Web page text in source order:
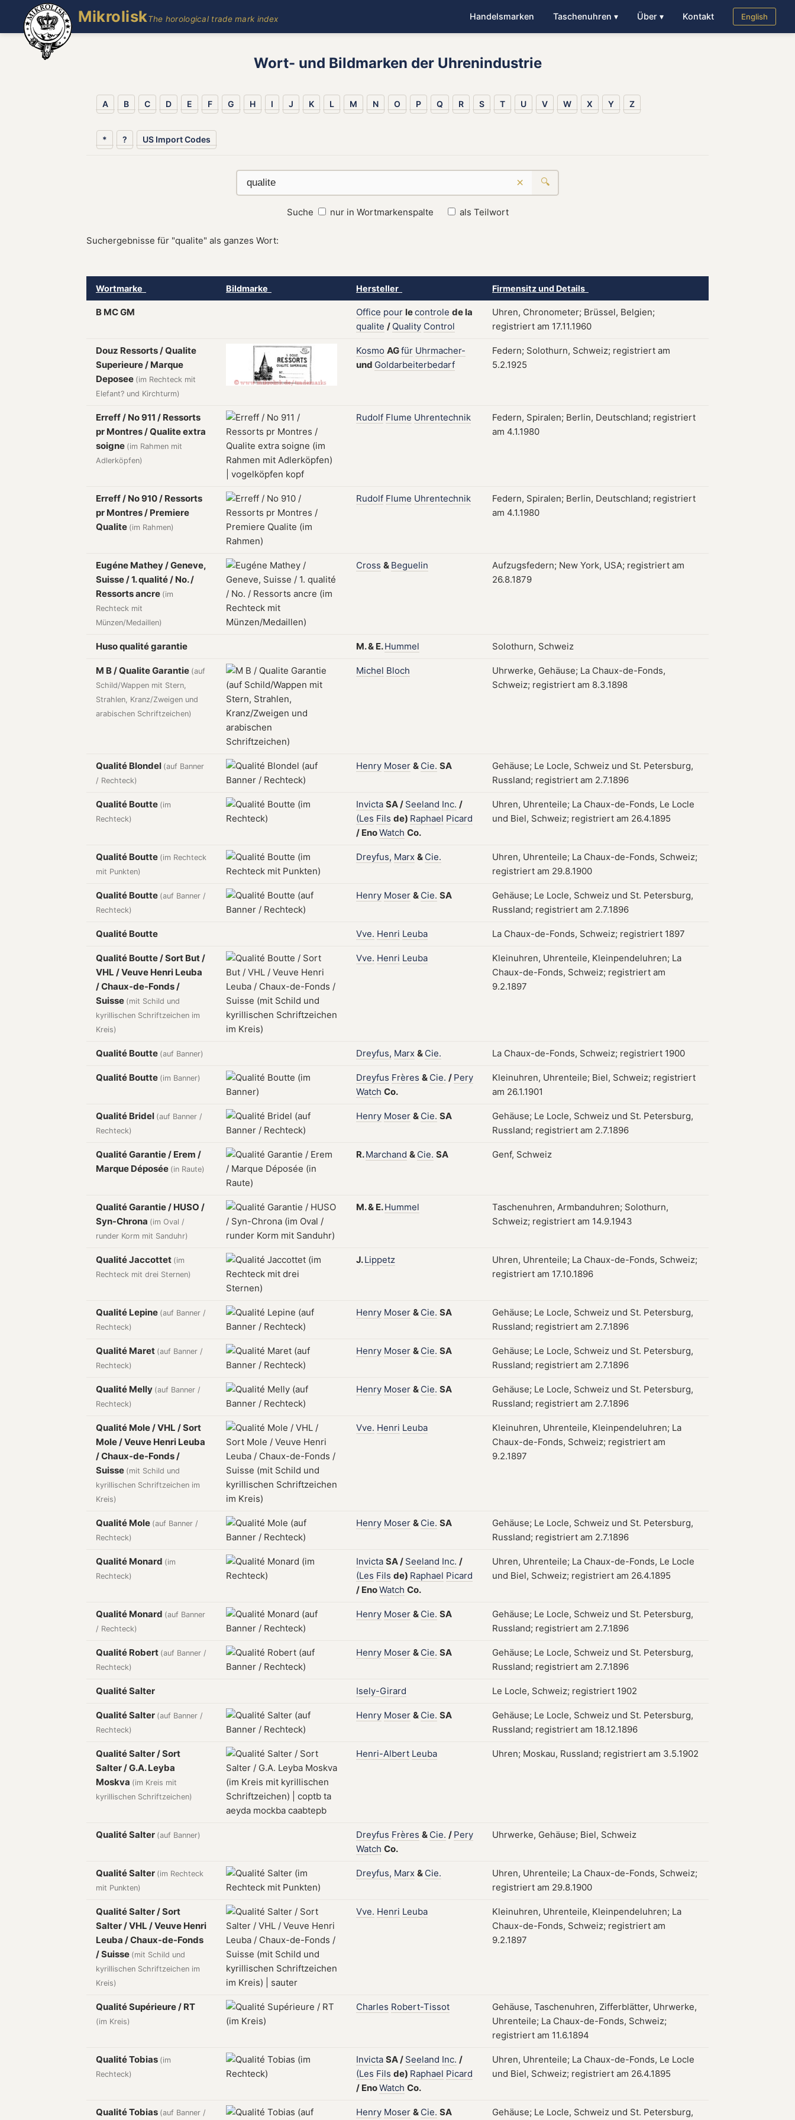
MikroliskThe horological trade mark index Handelsmarken Taschenuhren ▾ Über ▾ Kontakt English
Wort- und Bildmarken der Uhrenindustrie
A B C D E F G H I J K L M N O P Q R S T U V W X Y Z
* ? US Import Codes
× 🔍
Suche nur in Wortmarkenspalte als Teilwort
Suchergebnisse für "qualite" als ganzes Wort:
Wortmarke Bildmarke Hersteller Firmensitz und Details
B MC GM Office pour lecontrole de la
qualite / Quality Control
Uhren, Chronometer; Brüssel, Belgien;
registriert am 17.11.1960
Douz Ressorts / Qualite
Superieure / Marque
Deposee (im Rechteck mit
Elefant? und Kirchturm)
Kosmo AGfür Uhrmacher-
und Goldarbeiterbedarf
Federn; Solothurn, Schweiz; registriert am
5.2.1925
Erreff / No 911 / Ressorts
pr Montres / Qualite extra
soigne (im Rahmen mit
Adlerköpfen)
Rudolf Flume Uhrentechnik
Federn, Spiralen; Berlin, Deutschland; registriert
am 4.1.1980
Erreff / No 910 / Ressorts
pr Montres / Premiere
Qualite (im Rahmen)
Rudolf Flume Uhrentechnik
Federn, Spiralen; Berlin, Deutschland; registriert
am 4.1.1980
Eugéne Mathey / Geneve,
Suisse / 1. qualité / No. /
Ressorts ancre (im
Rechteck mit
Münzen/Medaillen)
Cross & Beguelin
Aufzugsfedern; New York, USA; registriert am
26.8.1879
Huso qualité garantie M.& E.Hummel Solothurn, Schweiz
M B / Qualite Garantie (auf
Schild/Wappen mit Stern,
Strahlen, Kranz/Zweigen und
arabischen Schriftzeichen)
Michel Bloch
Uhrwerke, Gehäuse; La Chaux-de-Fonds,
Schweiz; registriert am 8.3.1898
Qualité Blondel (auf Banner
/ Rechteck)
Henry Moser & Cie. SA
Gehäuse; Le Locle, Schweiz und St. Petersburg,
Russland; registriert am 2.7.1896
Qualité Boutte (im
Rechteck)
Invicta SA/ Seeland Inc. /
(Les Fils de) Raphael Picard
/ EnoWatch Co.
Uhren, Uhrenteile; La Chaux-de-Fonds, Le Locle
und Biel, Schweiz; registriert am 26.4.1895
Qualité Boutte (im Rechteck
mit Punkten)
Dreyfus, Marx & Cie.
Uhren, Uhrenteile; La Chaux-de-Fonds, Schweiz;
registriert am 29.8.1900
Qualité Boutte (auf Banner /
Rechteck)
Henry Moser & Cie. SA
Gehäuse; Le Locle, Schweiz und St. Petersburg,
Russland; registriert am 2.7.1896
Qualité Boutte Vve. Henri Leuba La Chaux-de-Fonds, Schweiz; registriert 1897
Qualité Boutte / Sort But /
VHL / Veuve Henri Leuba
/ Chaux-de-Fonds /
Suisse (mit Schild und
kyrillischen Schriftzeichen im
Kreis)
Vve. Henri Leuba
Kleinuhren, Uhrenteile, Kleinpendeluhren; La
Chaux-de-Fonds, Schweiz; registriert am
9.2.1897
Qualité Boutte (auf Banner) Dreyfus, Marx & Cie. La Chaux-de-Fonds, Schweiz; registriert 1900
Qualité Boutte (im Banner) Dreyfus Frères & Cie. / Pery
Watch Co.
Kleinuhren, Uhrenteile; Biel, Schweiz; registriert
am 26.1.1901
Qualité Bridel (auf Banner /
Rechteck)
Henry Moser & Cie. SA
Gehäuse; Le Locle, Schweiz und St. Petersburg,
Russland; registriert am 2.7.1896
Qualité Garantie / Erem /
Marque Déposée (in Raute)
R.Marchand & Cie. SA Genf, Schweiz
Qualité Garantie / HUSO /
Syn-Chrona (im Oval /
runder Korm mit Sanduhr)
M.& E.Hummel
Taschenuhren, Armbanduhren; Solothurn,
Schweiz; registriert am 14.9.1943
Qualité Jaccottet (im
Rechteck mit drei Sternen)
J.Lippetz
Uhren, Uhrenteile; La Chaux-de-Fonds, Schweiz;
registriert am 17.10.1896
Qualité Lepine (auf Banner /
Rechteck)
Henry Moser & Cie. SA
Gehäuse; Le Locle, Schweiz und St. Petersburg,
Russland; registriert am 2.7.1896
Qualité Maret (auf Banner /
Rechteck)
Henry Moser & Cie. SA
Gehäuse; Le Locle, Schweiz und St. Petersburg,
Russland; registriert am 2.7.1896
Qualité Melly (auf Banner /
Rechteck)
Henry Moser & Cie. SA
Gehäuse; Le Locle, Schweiz und St. Petersburg,
Russland; registriert am 2.7.1896
Qualité Mole / VHL / Sort
Mole / Veuve Henri Leuba
/ Chaux-de-Fonds /
Suisse (mit Schild und
kyrillischen Schriftzeichen im
Kreis)
Vve. Henri Leuba
Kleinuhren, Uhrenteile, Kleinpendeluhren; La
Chaux-de-Fonds, Schweiz; registriert am
9.2.1897
Qualité Mole (auf Banner /
Rechteck)
Henry Moser & Cie. SA
Gehäuse; Le Locle, Schweiz und St. Petersburg,
Russland; registriert am 2.7.1896
Qualité Monard (im
Rechteck)
Invicta SA/ Seeland Inc. /
(Les Fils de) Raphael Picard
/ EnoWatch Co.
Uhren, Uhrenteile; La Chaux-de-Fonds, Le Locle
und Biel, Schweiz; registriert am 26.4.1895
Qualité Monard (auf Banner
/ Rechteck)
Henry Moser & Cie. SA
Gehäuse; Le Locle, Schweiz und St. Petersburg,
Russland; registriert am 2.7.1896
Qualité Robert (auf Banner /
Rechteck)
Henry Moser & Cie. SA
Gehäuse; Le Locle, Schweiz und St. Petersburg,
Russland; registriert am 2.7.1896
Qualité Salter Isely-Girard Le Locle, Schweiz; registriert 1902
Qualité Salter (auf Banner /
Rechteck)
Henry Moser & Cie. SA
Gehäuse; Le Locle, Schweiz und St. Petersburg,
Russland; registriert am 18.12.1896
Qualité Salter / Sort
Salter / G.A. Leyba
Moskva (im Kreis mit
kyrillischen Schriftzeichen)
Henri-Albert Leuba Uhren; Moskau, Russland; registriert am 3.5.1902
Qualité Salter (auf Banner) Dreyfus Frères & Cie. / Pery
Watch Co.
Uhrwerke, Gehäuse; Biel, Schweiz
Qualité Salter (im Rechteck
mit Punkten)
Dreyfus, Marx & Cie.
Uhren, Uhrenteile; La Chaux-de-Fonds, Schweiz;
registriert am 29.8.1900
Qualité Salter / Sort
Salter / VHL / Veuve Henri
Leuba / Chaux-de-Fonds
/ Suisse (mit Schild und
kyrillischen Schriftzeichen im
Kreis)
Vve. Henri Leuba
Kleinuhren, Uhrenteile, Kleinpendeluhren; La
Chaux-de-Fonds, Schweiz; registriert am
9.2.1897
Qualité Supérieure / RT
(im Kreis)
Charles Robert-Tissot
Gehäuse, Taschenuhren, Zifferblätter, Uhrwerke,
Uhrenteile; La Chaux-de-Fonds, Schweiz;
registriert am 11.6.1894
Qualité Tobias (im
Rechteck)
Invicta SA/ Seeland Inc. /
(Les Fils de) Raphael Picard
/ EnoWatch Co.
Uhren, Uhrenteile; La Chaux-de-Fonds, Le Locle
und Biel, Schweiz; registriert am 26.4.1895
Qualité Tobias (auf Banner / Henry Moser & Cie. SA Gehäuse; Le Locle, Schweiz und St. Petersburg,